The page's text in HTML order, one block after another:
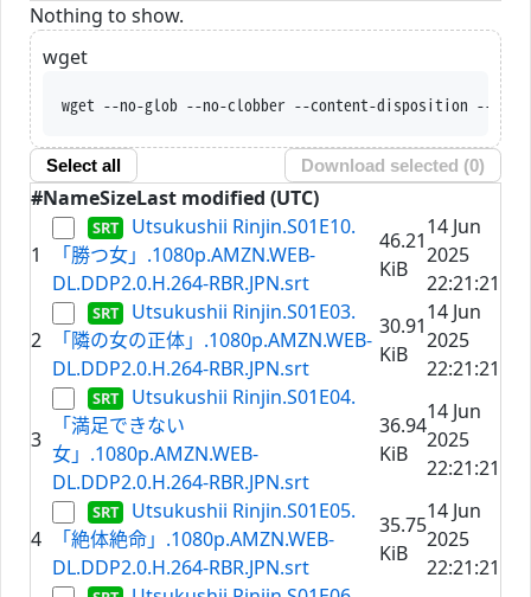
Nothing to show.
wget
wget --no-glob --no-clobber --content-disposition --trust-server-
Select all Download selected (0)
#NameSizeLast modified (UTC)
1
Utsukushii Rinjin.S01E10.
「勝つ女」.1080p.AMZN.WEB-
DL.DDP2.0.H.264-RBR.JPN.srt
46.21
KiB
14 Jun
2025
22:21:21
2
Utsukushii Rinjin.S01E03.
「隣の女の正体」.1080p.AMZN.WEB-
DL.DDP2.0.H.264-RBR.JPN.srt
30.91
KiB
14 Jun
2025
22:21:21
3
Utsukushii Rinjin.S01E04.
「満足できない
女」.1080p.AMZN.WEB-
DL.DDP2.0.H.264-RBR.JPN.srt
36.94
KiB
14 Jun
2025
22:21:21
4
Utsukushii Rinjin.S01E05.
「絶体絶命」.1080p.AMZN.WEB-
DL.DDP2.0.H.264-RBR.JPN.srt
35.75
KiB
14 Jun
2025
22:21:21